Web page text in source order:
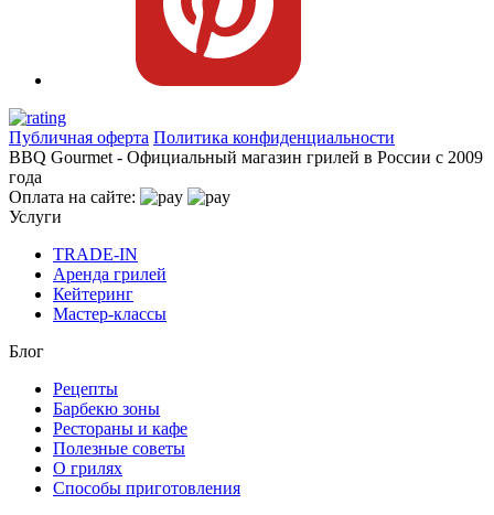
Публичная оферта Политика конфиденциальности
BBQ Gourmet - Официальный магазин грилей в России с 2009
года
Оплата на сайте:
Услуги
TRADE-IN
Аренда грилей
Кейтеринг
Мастер-классы
Блог
Рецепты
Барбекю зоны
Рестораны и кафе
Полезные советы
О грилях
Способы приготовления